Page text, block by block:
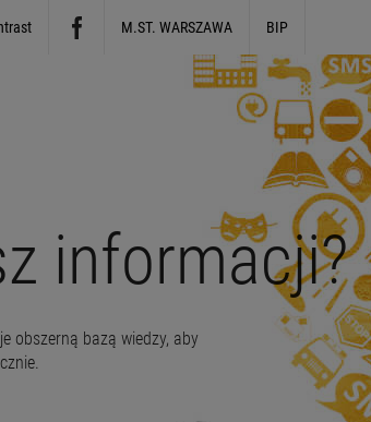
M.ST. WARSZAWA BIP
informacji?
obszerną bazą wiedzy, aby